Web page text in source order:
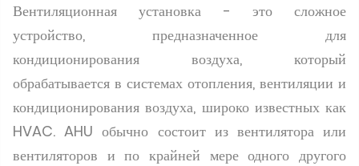
Вентиляционная установка - это сложное
устройство, предназначенное для
кондиционирования воздуха, который
обрабатывается в системах отопления, вентиляции и
кондиционирования воздуха, широко известных как
HVAC. AHU обычно состоит из вентилятора или
вентиляторов и по крайней мере одного другого